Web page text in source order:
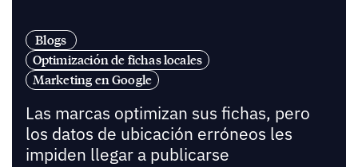
Blogs
Optimización de fichas locales
Marketing en Google
Las marcas optimizan sus fichas, pero
los datos de ubicación erróneos les
impiden llegar a publicarse